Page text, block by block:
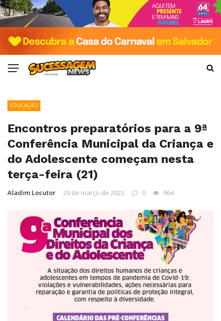
EDUCAÇÃO
Encontros preparatórios para a 9ª
Conferência Municipal da Criança e
do Adolescente começam nesta
terça-feira (21)
Aladim Locutor 20 de março de 2023 0 964